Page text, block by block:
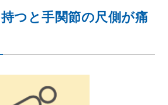
つと手関節の尺側が痛